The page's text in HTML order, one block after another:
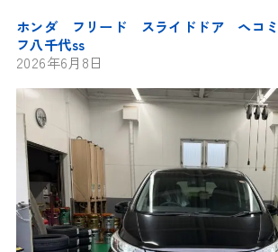
ホンダ フリード スライドドア ヘコ
フ八千代ss
2026年6月8日